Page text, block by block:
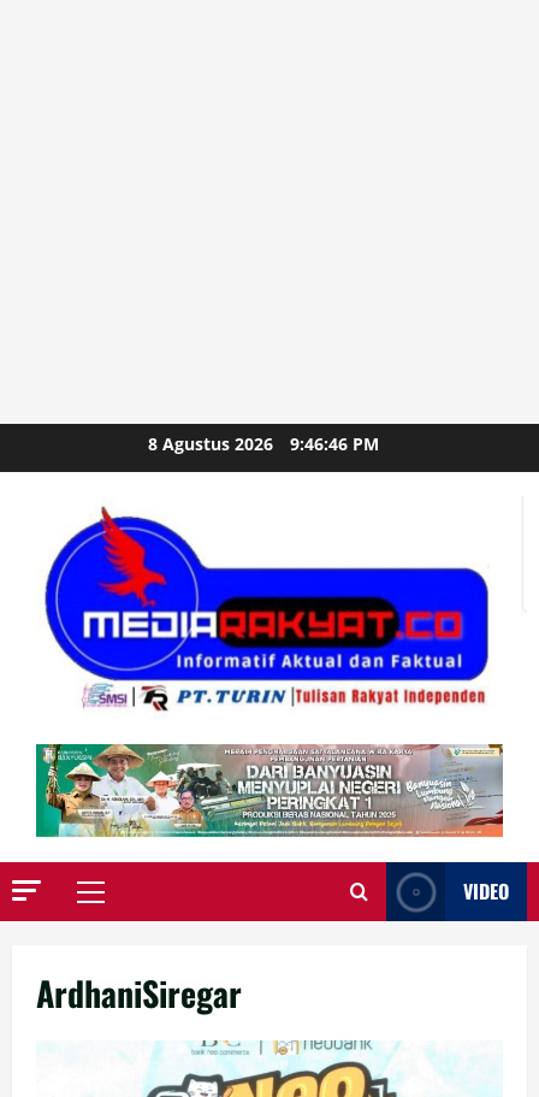
to
8 Agustus 2026 9:46:46 PM
Primary
VIDEO
ArdhaniSiregar